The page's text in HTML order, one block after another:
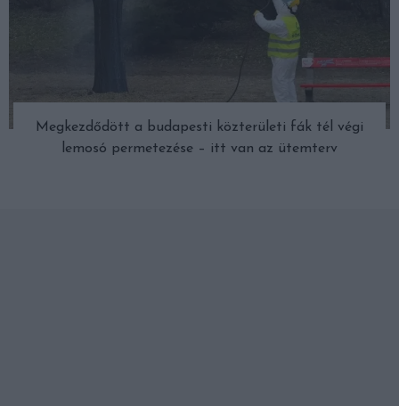
Megkezdődött a budapesti közterületi fák tél végi
lemosó permetezése – itt van az ütemterv